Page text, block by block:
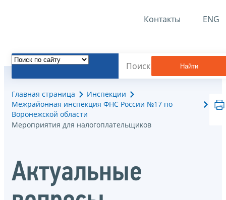
Контакты ENG
Найти
Главная страница
Инспекции
Межрайонная инспекция ФНС России №17 по
Воронежской области
Мероприятия для налогоплательщиков
Актуальные